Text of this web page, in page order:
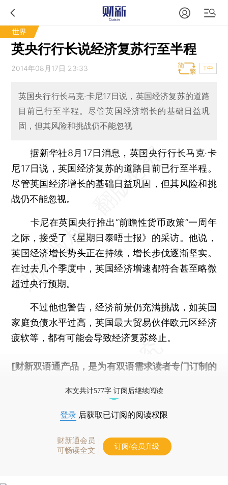
世界
英央行行长说经济复苏行至半程
2014年08月17日 23:33 T中
英国央行行长马克·卡尼17日说，英国经济复苏的道路
目前已行至半程。尽管英国经济增长的基础日益巩
固，但其风险和挑战仍不能忽视
据新华社8月17日消息，英国央行行长马克·卡
尼17日说，英国经济复苏的道路目前已行至半程。
尽管英国经济增长的基础日益巩固，但其风险和挑
战仍不能忽视。
卡尼在英国央行推出“前瞻性货币政策”一周年
之际，接受了《星期日泰晤士报》的采访。他说，
英国经济增长势头正在持续，增长步伐逐渐坚实。
在过去几个季度中，英国经济增速都符合甚至略微
超过央行预期。
不过他也警告，经济前景仍充满挑战，如英国
家庭负债水平过高，英国最大贸易伙伴欧元区经济
疲软等，都有可能会导致经济复苏终止。
[财新双语通产品，是为有双语需求读者专门订制的
本文共计577字 订阅后继续阅读
登录 后获取已订阅的阅读权限
财新通会员
可畅读全文
订阅/会员升级